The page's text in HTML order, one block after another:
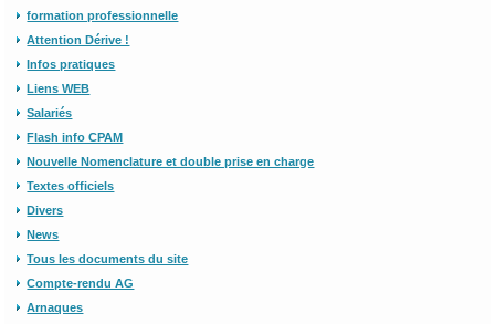
formation professionnelle
Attention Dérive !
Infos pratiques
Liens WEB
Salariés
Flash info CPAM
Nouvelle Nomenclature et double prise en charge
Textes officiels
Divers
News
Tous les documents du site
Compte-rendu AG
Arnaques